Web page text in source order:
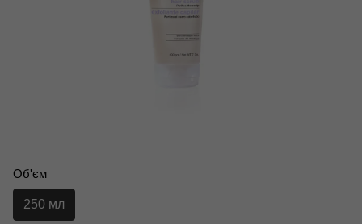
Об'єм
250 мл